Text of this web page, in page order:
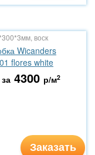
воск
Wicanders
flores white
4300 р/м2
Заказать